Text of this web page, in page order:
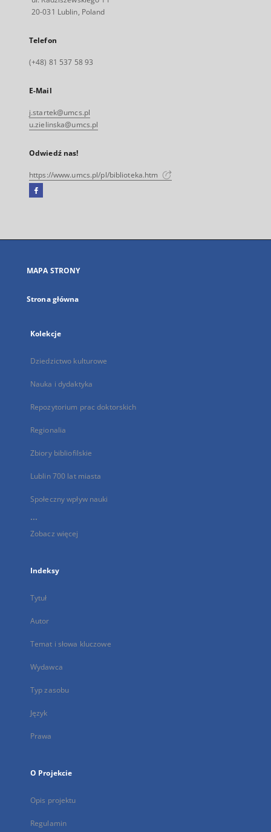
20-031 Lublin, Poland
Telefon
(+48) 81 537 58 93
E-Mail
j.startek@umcs.pl
u.zielinska@umcs.pl
Odwiedź nas!
https://www.umcs.pl/pl/biblioteka.htm
Facebook
się
karcie
MAPA STRONY
Strona główna
Kolekcje
Dziedzictwo kulturowe
Nauka i dydaktyka
Repozytorium prac doktorskich
Regionalia
Zbiory bibliofilskie
Lublin 700 lat miasta
Społeczny wpływ nauki
...
Zobacz więcej
Indeksy
Tytuł
Autor
Temat i słowa kluczowe
Wydawca
Typ zasobu
Język
Prawa
O Projekcie
Opis projektu
Regulamin